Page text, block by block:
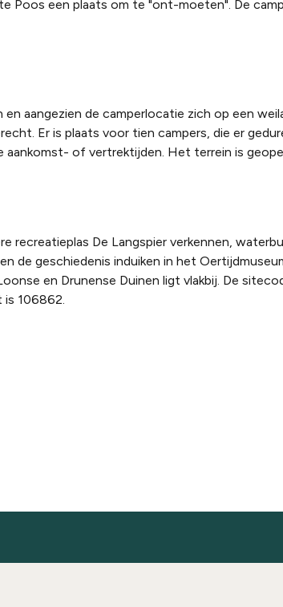
Poos een plaats om te "ont-moeten". De
aangezien de camperlocatie zich op een
Er is plaats voor tien campers, die er
of vertrektijden. Het terrein is
recreatieplas De Langspier verkennen,
de geschiedenis induiken in het
en Drunense Duinen ligt vlakbij. De
106862.